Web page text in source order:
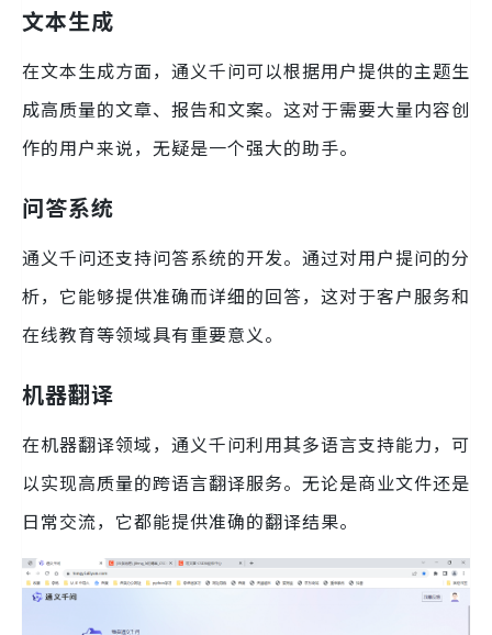
文本生成
在文本生成方面，通义千问可以根据用户提供的主题生
成高质量的文章、报告和文案。这对于需要大量内容创
作的用户来说，无疑是一个强大的助手。
问答系统
通义千问还支持问答系统的开发。通过对用户提问的分
析，它能够提供准确而详细的回答，这对于客户服务和
在线教育等领域具有重要意义。
机器翻译
在机器翻译领域，通义千问利用其多语言支持能力，可
以实现高质量的跨语言翻译服务。无论是商业文件还是
日常交流，它都能提供准确的翻译结果。